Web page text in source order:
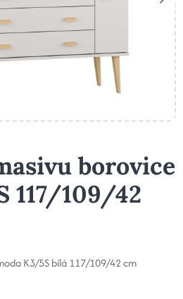
borovice
117/109/42
K3/5S bílá 117/109/42 cm